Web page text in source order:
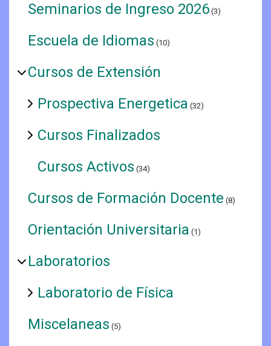
Seminarios de Ingreso 2026 (3)
Escuela de Idiomas (10)
Cursos de Extensión
Prospectiva Energetica (32)
Cursos Finalizados
Cursos Activos (34)
Cursos de Formación Docente (8)
Orientación Universitaria (1)
Laboratorios
Laboratorio de Física
Miscelaneas (5)